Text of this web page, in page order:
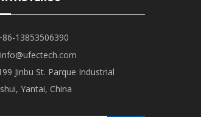
13853506390
info@ufectech.com
Jinbu St. Parque Industrial
Yantai, China